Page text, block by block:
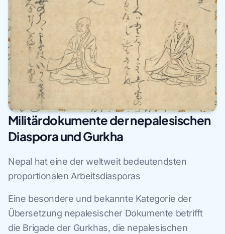
Militärdokumente der nepalesischen
Diaspora und Gurkha
Nepal hat eine der weltweit bedeutendsten
proportionalen Arbeitsdiasporas
Eine besondere und bekannte Kategorie der
Übersetzung nepalesischer Dokumente betrifft
die Brigade der Gurkhas, die nepalesischen